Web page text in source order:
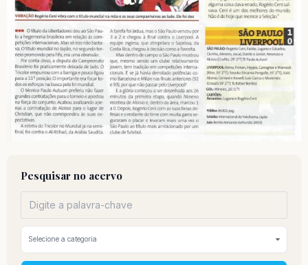
Pesquisar no acervo